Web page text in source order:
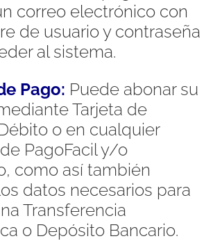
correo electrónico con
de usuario y contraseña
al sistema.
Pago: Puede abonar su
Tarjeta de
o en cualquier
PagoFacil y/o
como así también
datos necesarios para
Transferencia
o Depósito Bancario.